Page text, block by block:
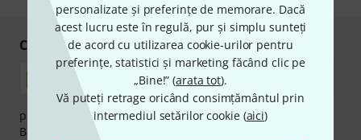
personalizate și preferințe de memorare. Dacă
acest lucru este în regulă, pur și simplu sunteți
de acord cu utilizarea cookie-urilor pentru
preferințe, statistici și marketing făcând clic pe
„Bine!” (arata tot).
Vă puteți retrage oricând consimțământul prin
intermediul setărilor cookie (aici)
Cumpărați și plătiți în siguranță
plata se poate efectua în siguranță cu Ramburs, Transfer
Bancar sau Card de credit.